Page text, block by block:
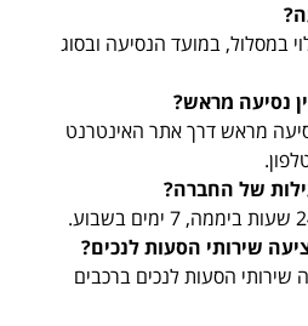
במסלול, במועד הנסיעה ובסוג
נסיעה מראש?
מראש דרך אתר האינטרנט
של החברה?
שירותי הסעות לנכים?
שירותי הסעות לנכים ברכבים